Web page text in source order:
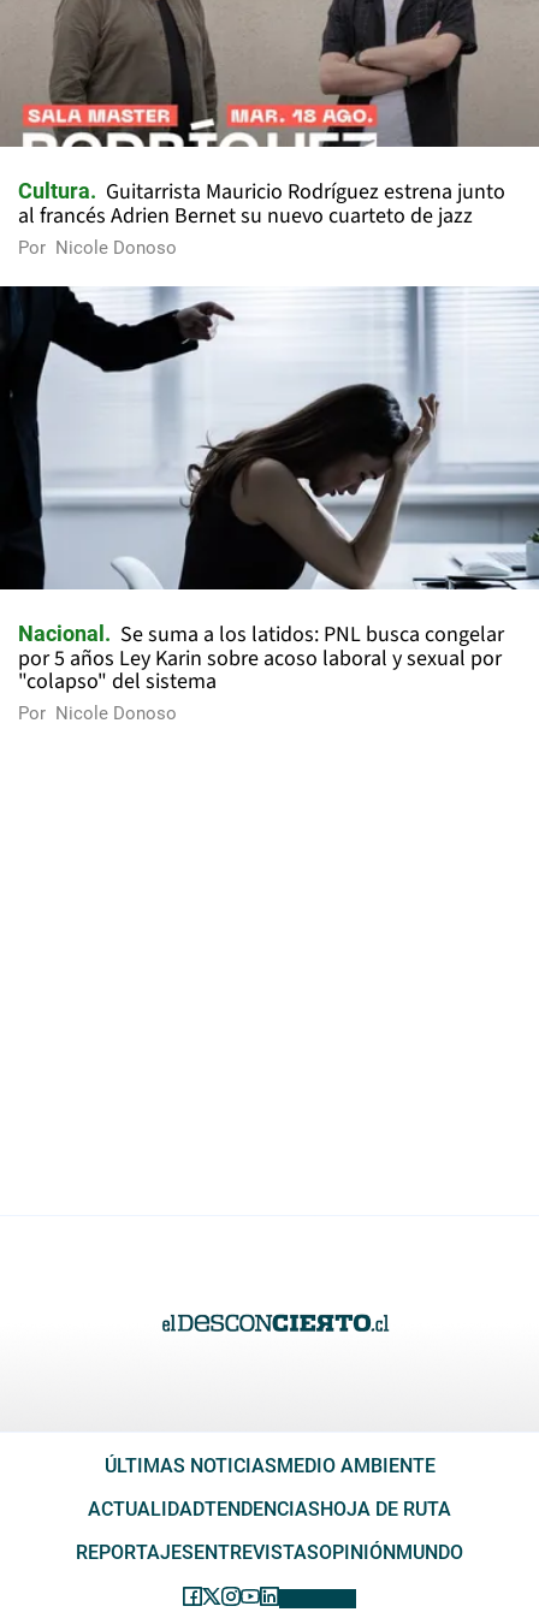
Cultura
Guitarrista Mauricio Rodríguez estrena junto
al francés Adrien Bernet su nuevo cuarteto de jazz
Por Nicole Donoso
Nacional
Se suma a los latidos: PNL busca congelar
por 5 años Ley Karin sobre acoso laboral y sexual por
"colapso" del sistema
Por Nicole Donoso
ÚLTIMAS NOTICIAS MEDIO AMBIENTE
ACTUALIDADTENDENCIAS HOJA DE RUTA
REPORTAJES ENTREVISTASOPINIÓN MUNDO